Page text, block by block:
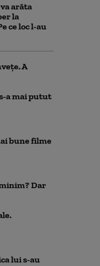
arăta
la
ce loc l-au
A
a mai putut
bune filme
Dar
lui s-au